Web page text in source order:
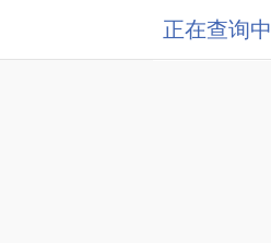
正在查询中